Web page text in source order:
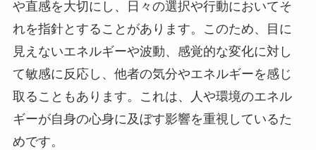
や直感を大切にし、日々の選択や行動においてそ
れを指針とすることがあります。このため、目に
見えないエネルギーや波動、感覚的な変化に対し
て敏感に反応し、他者の気分やエネルギーを感じ
取ることもあります。これは、人や環境のエネル
ギーが自身の心身に及ぼす影響を重視しているた
めです。